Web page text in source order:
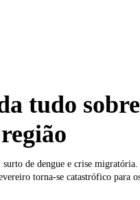
tudo
de dengue e crise
torna-se catastrófico para